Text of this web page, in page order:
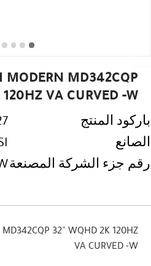
MD342CQP
VA CURVED -W
باركود المنتج
الصانع
رقم جزء الشركة المصنعة
32” WQHD 2K 120HZ
VA CURVED -W